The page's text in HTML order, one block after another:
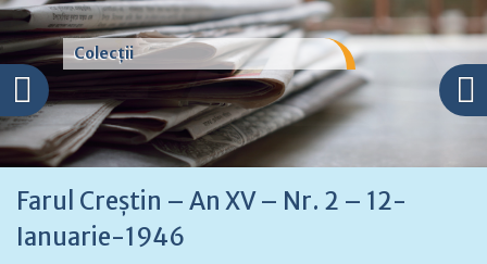
Colecții
Farul Creștin – An XV – Nr. 2 – 12-
Ianuarie-1946